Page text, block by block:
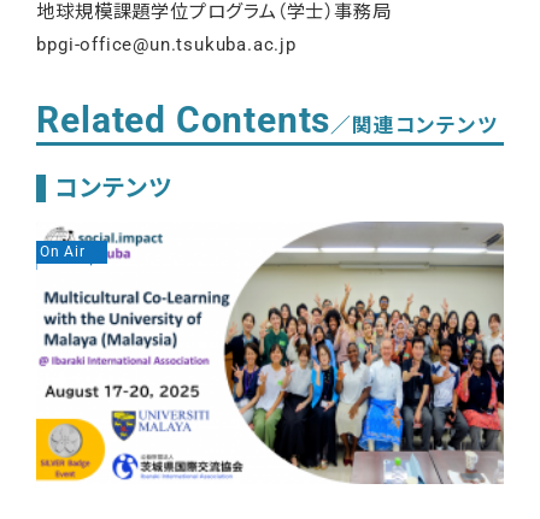
地球規模課題学位プログラム（学士）事務局
bpgi-office@un.tsukuba.ac.jp
Related Contents／関連コンテンツ
コンテンツ
On Air